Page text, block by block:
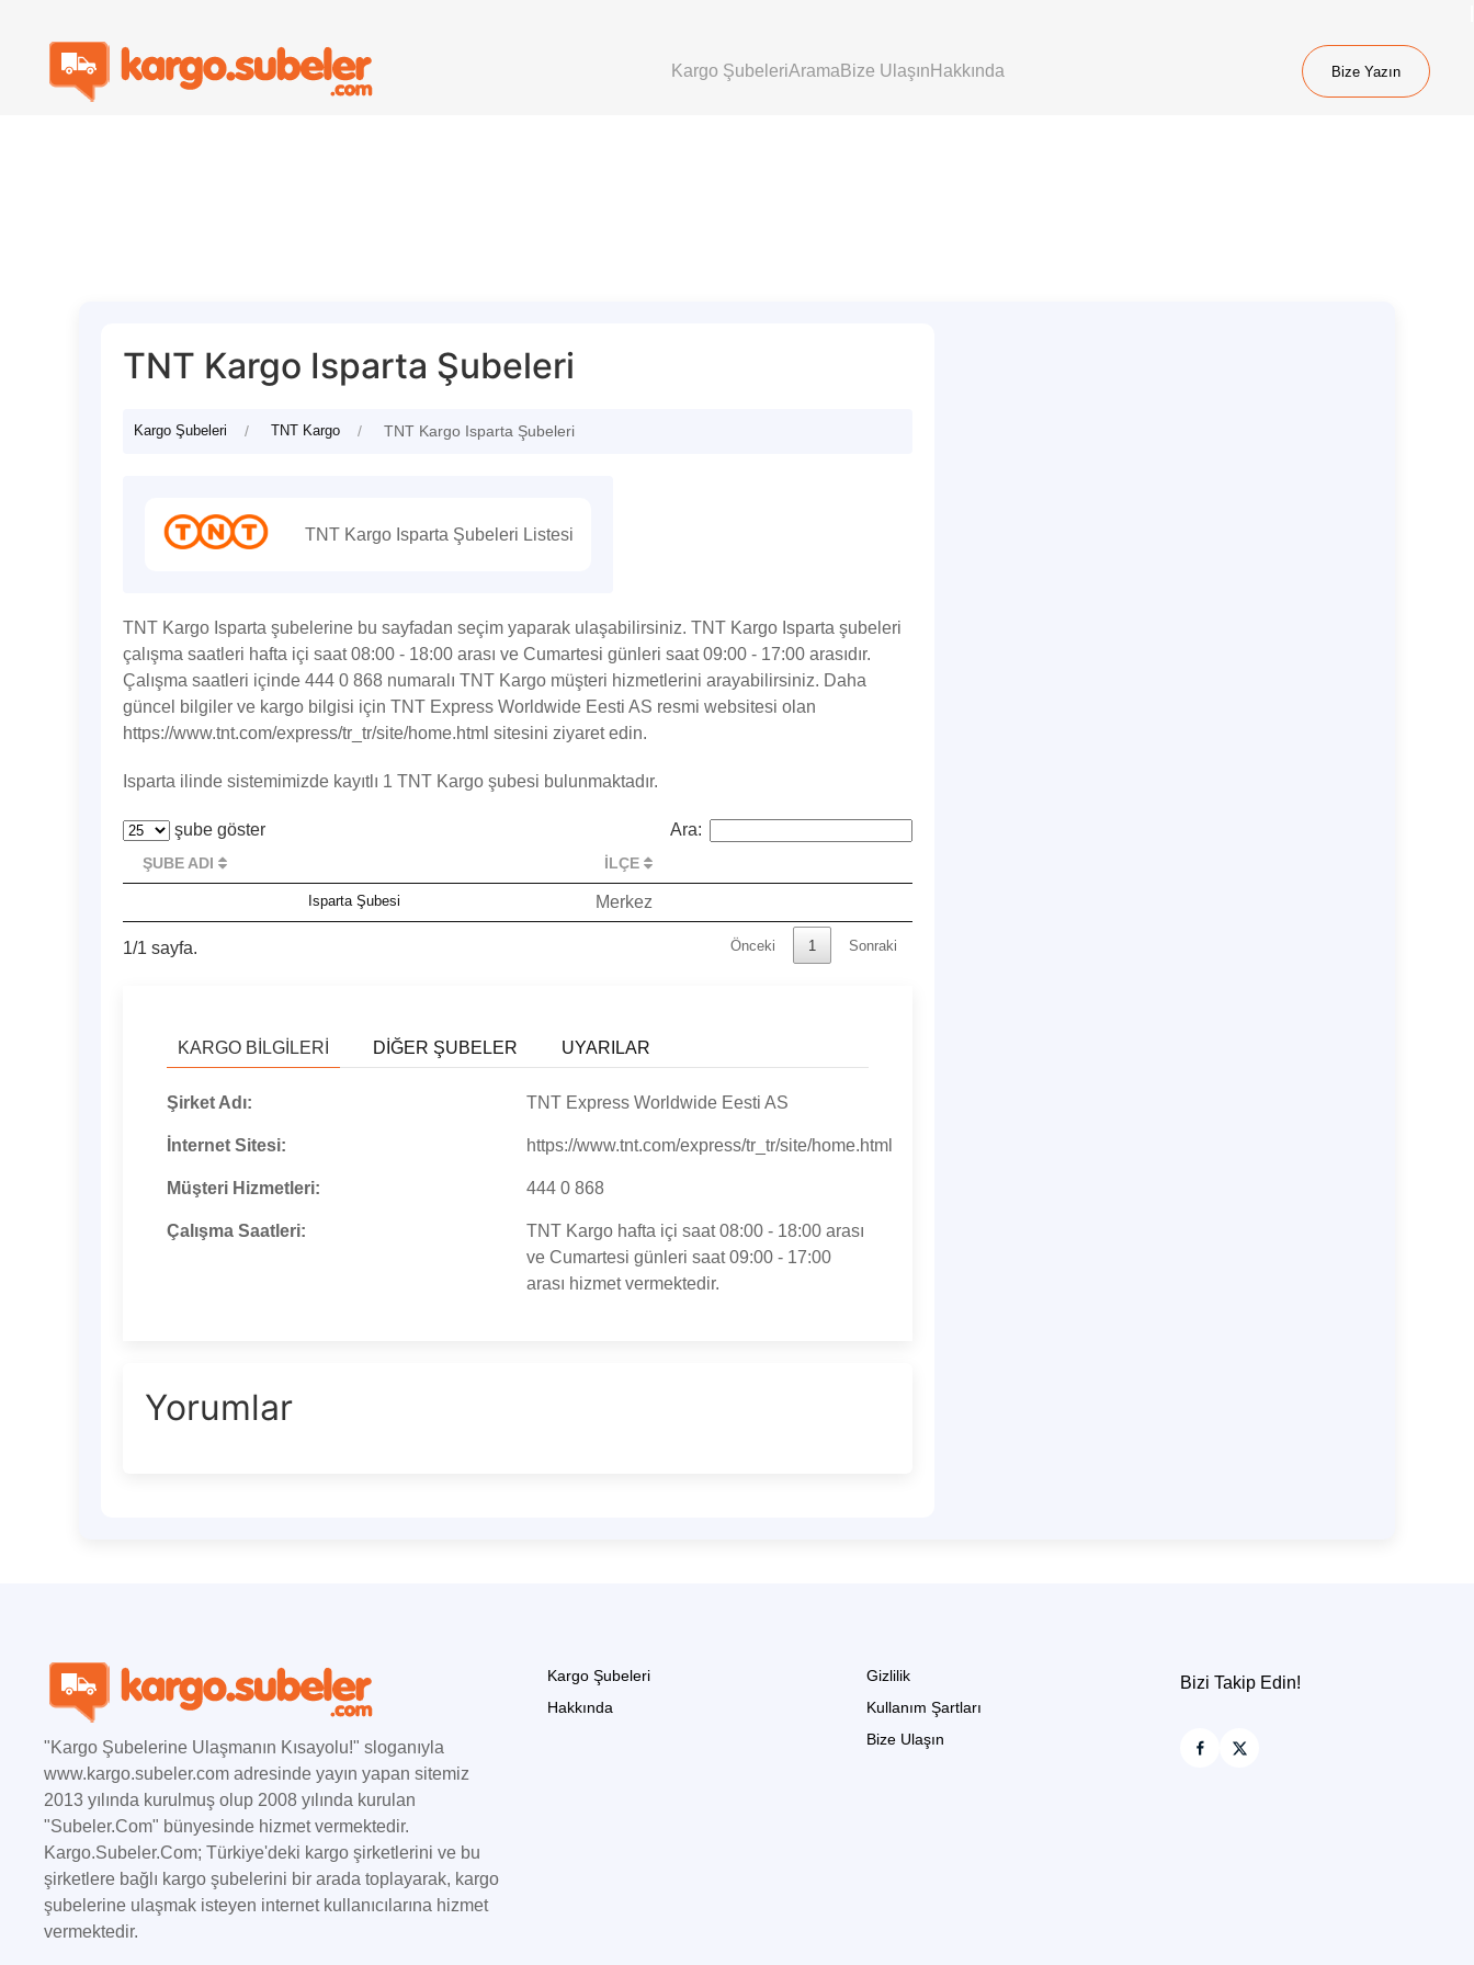
Kargo ŞubeleriArama Bize Ulaşın Hakkında Bize Yazın
TNT Kargo Isparta Şubeleri
Kargo Şubeleri TNT Kargo TNT Kargo Isparta Şubeleri
TNT Kargo Isparta Şubeleri Listesi
TNT Kargo Isparta şubelerine bu sayfadan seçim yaparak ulaşabilirsiniz. TNT Kargo Isparta şubeleri
çalışma saatleri hafta içi saat 08:00 - 18:00 arası ve Cumartesi günleri saat 09:00 - 17:00 arasıdır.
Çalışma saatleri içinde 444 0 868 numaralı TNT Kargo müşteri hizmetlerini arayabilirsiniz. Daha
güncel bilgiler ve kargo bilgisi için TNT Express Worldwide Eesti AS resmi websitesi olan
https://www.tnt.com/express/tr_tr/site/home.html sitesini ziyaret edin.
Isparta ilinde sistemimizde kayıtlı 1 TNT Kargo şubesi bulunmaktadır.
şube göster Ara:
ŞUBE ADI İLÇE
Isparta Şubesi Merkez
1/1 sayfa. Önceki 1 Sonraki
KARGO BILGILERI DIĞER ŞUBELER UYARILAR
Şirket Adı: TNT Express Worldwide Eesti AS
İnternet Sitesi: https://www.tnt.com/express/tr_tr/site/home.html
Müşteri Hizmetleri: 444 0 868
Çalışma Saatleri:
TNT Kargo hafta içi saat 08:00 - 18:00 arası
ve Cumartesi günleri saat 09:00 - 17:00
arası hizmet vermektedir.
Yorumlar
"Kargo Şubelerine Ulaşmanın Kısayolu!" sloganıyla
www.kargo.subeler.com adresinde yayın yapan sitemiz
2013 yılında kurulmuş olup 2008 yılında kurulan
"Subeler.Com" bünyesinde hizmet vermektedir.
Kargo.Subeler.Com; Türkiye'deki kargo şirketlerini ve bu
şirketlere bağlı kargo şubelerini bir arada toplayarak, kargo
şubelerine ulaşmak isteyen internet kullanıcılarına hizmet
vermektedir.
Kargo Şubeleri
Hakkında
Gizlilik
Kullanım Şartları
Bize Ulaşın
Bizi Takip Edin!